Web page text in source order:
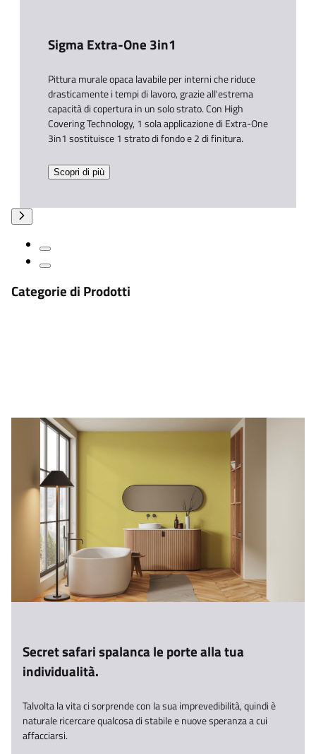
Sigma Extra-One 3in1
Pittura murale opaca lavabile per interni che riduce
drasticamente i tempi di lavoro, grazie all'estrema
capacità di copertura in un solo strato. Con High
Covering Technology, 1 sola applicazione di Extra-One
3in1 sostituisce 1 strato di fondo e 2 di finitura.
Scopri di più​
Categorie di Prodotti
Secret safari spalanca le porte alla tua
individualità.​
Talvolta la vita ci sorprende con la sua imprevedibilità, quindi è
naturale ricercare qualcosa di stabile e nuove speranza a cui
affacciarsi.​